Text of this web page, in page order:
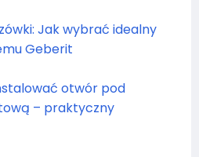
Jak wybrać idealny
Geberit
otwór pod
– praktyczny